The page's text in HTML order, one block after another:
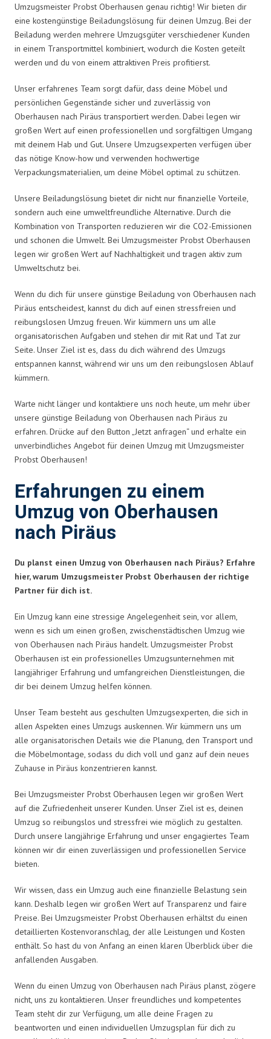
Umzugsmeister Probst Oberhausen genau richtig! Wir bieten dir
eine kostengünstige Beiladungslösung für deinen Umzug. Bei der
Beiladung werden mehrere Umzugsgüter verschiedener Kunden
in einem Transportmittel kombiniert, wodurch die Kosten geteilt
werden und du von einem attraktiven Preis profitierst.
Unser erfahrenes Team sorgt dafür, dass deine Möbel und
persönlichen Gegenstände sicher und zuverlässig von
Oberhausen nach Piräus transportiert werden. Dabei legen wir
großen Wert auf einen professionellen und sorgfältigen Umgang
mit deinem Hab und Gut. Unsere Umzugsexperten verfügen über
das nötige Know-how und verwenden hochwertige
Verpackungsmaterialien, um deine Möbel optimal zu schützen.
Unsere Beiladungslösung bietet dir nicht nur finanzielle Vorteile,
sondern auch eine umweltfreundliche Alternative. Durch die
Kombination von Transporten reduzieren wir die CO2-Emissionen
und schonen die Umwelt. Bei Umzugsmeister Probst Oberhausen
legen wir großen Wert auf Nachhaltigkeit und tragen aktiv zum
Umweltschutz bei.
Wenn du dich für unsere günstige Beiladung von Oberhausen nach
Piräus entscheidest, kannst du dich auf einen stressfreien und
reibungslosen Umzug freuen. Wir kümmern uns um alle
organisatorischen Aufgaben und stehen dir mit Rat und Tat zur
Seite. Unser Ziel ist es, dass du dich während des Umzugs
entspannen kannst, während wir uns um den reibungslosen Ablauf
kümmern.
Warte nicht länger und kontaktiere uns noch heute, um mehr über
unsere günstige Beiladung von Oberhausen nach Piräus zu
erfahren. Drücke auf den Button „Jetzt anfragen“ und erhalte ein
unverbindliches Angebot für deinen Umzug mit Umzugsmeister
Probst Oberhausen!
Erfahrungen zu einem
Umzug von Oberhausen
nach Piräus
Du planst einen Umzug von Oberhausen nach Piräus? Erfahre
hier, warum Umzugsmeister Probst Oberhausen der richtige
Partner für dich ist.
Ein Umzug kann eine stressige Angelegenheit sein, vor allem,
wenn es sich um einen großen, zwischenstädtischen Umzug wie
von Oberhausen nach Piräus handelt. Umzugsmeister Probst
Oberhausen ist ein professionelles Umzugsunternehmen mit
langjähriger Erfahrung und umfangreichen Dienstleistungen, die
dir bei deinem Umzug helfen können.
Unser Team besteht aus geschulten Umzugsexperten, die sich in
allen Aspekten eines Umzugs auskennen. Wir kümmern uns um
alle organisatorischen Details wie die Planung, den Transport und
die Möbelmontage, sodass du dich voll und ganz auf dein neues
Zuhause in Piräus konzentrieren kannst.
Bei Umzugsmeister Probst Oberhausen legen wir großen Wert
auf die Zufriedenheit unserer Kunden. Unser Ziel ist es, deinen
Umzug so reibungslos und stressfrei wie möglich zu gestalten.
Durch unsere langjährige Erfahrung und unser engagiertes Team
können wir dir einen zuverlässigen und professionellen Service
bieten.
Wir wissen, dass ein Umzug auch eine finanzielle Belastung sein
kann. Deshalb legen wir großen Wert auf Transparenz und faire
Preise. Bei Umzugsmeister Probst Oberhausen erhältst du einen
detaillierten Kostenvoranschlag, der alle Leistungen und Kosten
enthält. So hast du von Anfang an einen klaren Überblick über die
anfallenden Ausgaben.
Wenn du einen Umzug von Oberhausen nach Piräus planst, zögere
nicht, uns zu kontaktieren. Unser freundliches und kompetentes
Team steht dir zur Verfügung, um alle deine Fragen zu
beantworten und einen individuellen Umzugsplan für dich zu